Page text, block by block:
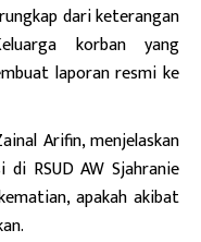
dari keterangan
korban yang
laporan resmi ke
Arifin, menjelaskan
RSUD AW Sjahranie
apakah akibat